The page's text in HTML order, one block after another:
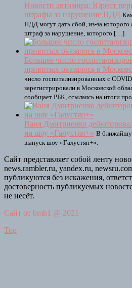
Новости автомира: Юрист
штрафы за нарушение ПДД
ПДД могут дать сбой, из-за
штраф за нарушение, которого […]
Большее число
привитых оказалось в
число госпитализированных с
зарегистрировали в Московской
сообщает РБК, ссылаясь на итоги
Ваня Дмитриенко
на шоу «Галустян+» В
выпуск шоу «Галустян+».
Сайт представляет собой ленту
news.rambler.ru, yandex.ru,
публикуются без искажения,
достоверность публикуемых
не несёт.
Сайт от bmb1 @ 2021
Top